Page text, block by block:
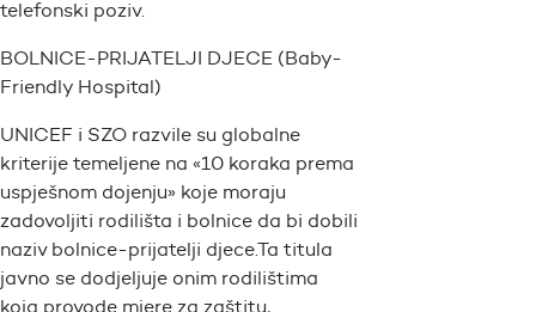
telefonski poziv.
BOLNICE-PRIJATELJI DJECE (Baby-
Friendly Hospital)
UNICEF i SZO razvile su globalne
kriterije temeljene na «10 koraka prema
uspješnom dojenju» koje moraju
zadovoljiti rodilišta i bolnice da bi dobili
naziv bolnice-prijatelji djece.Ta titula
javno se dodjeljuje onim rodilištima
koja provode mjere za zaštitu,